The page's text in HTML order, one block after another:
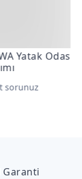
Odası
Garanti